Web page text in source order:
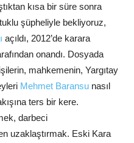
kısa bir süre sonra
şüpheliyle bekliyoruz,
açıldı, 2012’de karara
onandı. Dosyada
mahkemenin, Yargıtay
Mehmet Baransu nasıl
ters bir kere.
darbeci
uzaklaştırmak. Eski Kara